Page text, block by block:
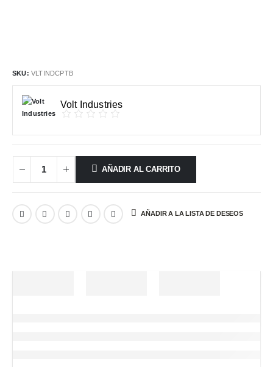
SKU: VLTINDCPTB
Volt Industries
AÑADIR AL CARRITO
AÑADIR A LA LISTA DE DESEOS